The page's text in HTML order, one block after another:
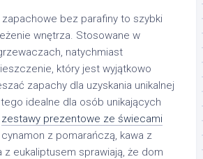
bez parafiny to szybki
wnętrza. Stosowane w
natychmiast
który jest wyjątkowo
zapachy dla uzyskania unikalnej
idealne dla osób unikających
zestawy prezentowe ze świecami
z pomarańczą, kawa z
z eukaliptusem sprawiają, że dom